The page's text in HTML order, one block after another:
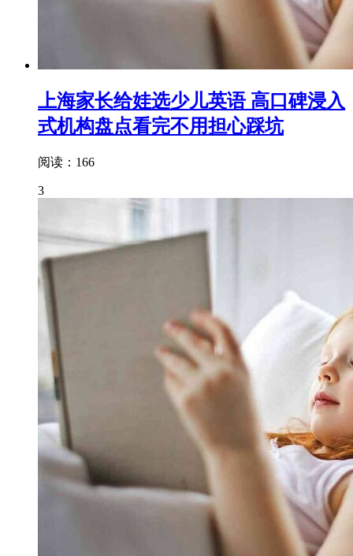
上海家长给娃选少儿英语 高口碑浸入
式机构盘点看完不用担心踩坑
阅读：166
3